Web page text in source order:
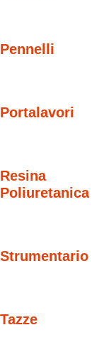
Pennelli
Portalavori
Resina
Poliuretanica
Strumentario
Tazze